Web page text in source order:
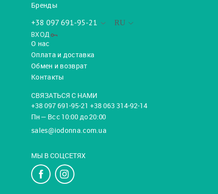
Бренды
RU
+38 097 691-95-21
ВХОД
О нас
Оплата и доставка
Обмен и возврат
Контакты
СВЯЗАТЬСЯ С НАМИ
+38 097 691-95-21 +38 063 314-92-14
Пн — Вс с 10:00 до 20:00
sales@iodonna.com.ua
МЫ В СОЦСЕТЯХ